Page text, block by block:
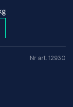
UNS N07263,
temperaturach
około 870°C
innymi
Nr art. 12930